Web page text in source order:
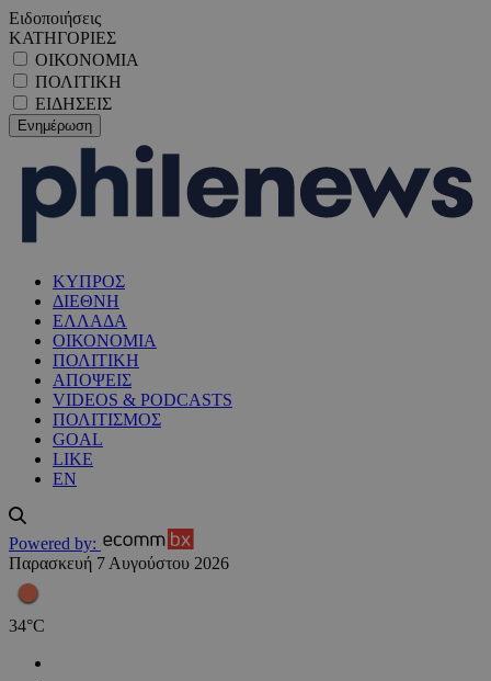
Ειδοποιήσεις
ΚΑΤΗΓΟΡΙΕΣ
ΟΙΚΟΝΟΜΙΑ
ΠΟΛΙΤΙΚΗ
ΕΙΔΗΣΕΙΣ
ΚΥΠΡΟΣ
ΔΙΕΘΝΗ
ΕΛΛΑΔΑ
ΟΙΚΟΝΟΜΙΑ
ΠΟΛΙΤΙΚΗ
ΑΠΟΨΕΙΣ
VIDEOS & PODCASTS
ΠΟΛΙΤΙΣΜΟΣ
GOAL
LIKE
EN
Powered by:
Παρασκευή 7 Αυγούστου 2026
34°C